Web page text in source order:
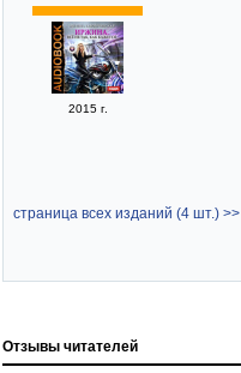
2015 г.
страница всех изданий (4 шт.) >>
Отзывы читателей